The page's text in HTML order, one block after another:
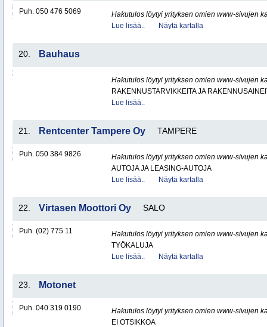
Puh. 050 476 5069
Hakutulos löytyi yrityksen omien www-sivujen
Lue lisää..
Näytä kartalla
20. Bauhaus
Hakutulos löytyi yrityksen omien www-sivujen
RAKENNUSTARVIKKEITA JA
Lue lisää..
21. Rentcenter Tampere Oy TAMPERE
Puh. 050 384 9826
Hakutulos löytyi yrityksen omien www-sivujen
AUTOJA JA LEASING-AUTOJA
Lue lisää..
Näytä kartalla
22. Virtasen Moottori Oy SALO
Puh. (02) 775 11
Hakutulos löytyi yrityksen omien www-sivujen
TYÖKALUJA
Lue lisää..
Näytä kartalla
23. Motonet
Puh. 040 319 0190
Hakutulos löytyi yrityksen omien www-sivujen
EI OTSIKKOA